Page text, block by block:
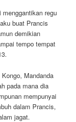
regu
buat Prancis
demikian
tempo tempat
Mandanda
pada mana dia
mempunyai
dalam Prancis,
jagat.